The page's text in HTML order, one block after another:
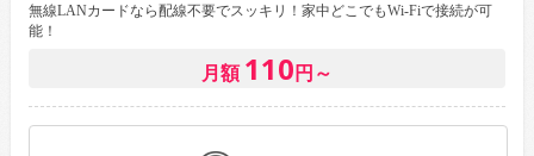
無線LANカードなら配線不要でスッキリ！家中どこでもWi-Fiで接続が可
能！
月額 110 円～